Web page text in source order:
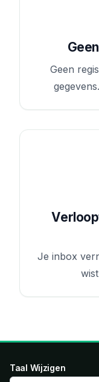
Geen
Je inbox
Taal Wijzigen